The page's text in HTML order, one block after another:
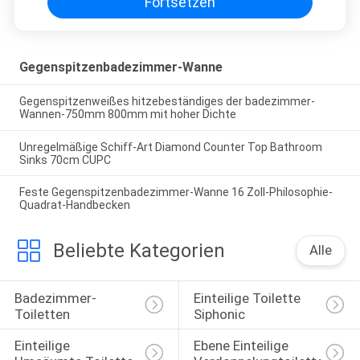
Gegenspitzenbadezimmer-Wanne
Gegenspitzenweißes hitzebeständiges der badezimmer-
Wannen-750mm 800mm mit hoher Dichte
Unregelmäßige Schiff-Art Diamond Counter Top Bathroom
Sinks 70cm CUPC
Feste Gegenspitzenbadezimmer-Wanne 16 Zoll-Philosophie-
Quadrat-Handbecken
Beliebte Kategorien Alle
Badezimmer-
Toiletten
Einteilige Toilette
Siphonic
Einteilige
Ebene Einteilige